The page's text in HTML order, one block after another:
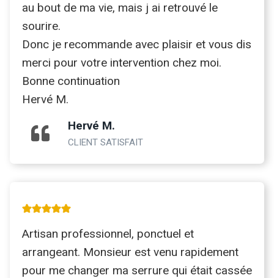
au bout de ma vie, mais j ai retrouvé le
sourire.
Donc je recommande avec plaisir et vous dis
merci pour votre intervention chez moi.
Bonne continuation
Hervé M.
Hervé M.
CLIENT SATISFAIT
Artisan professionnel, ponctuel et
arrangeant. Monsieur est venu rapidement
pour me changer ma serrure qui était cassée